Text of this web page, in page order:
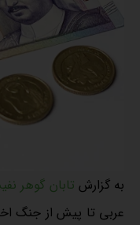
به گزارش تابان گوهر
عربی تا پیش از جنگ